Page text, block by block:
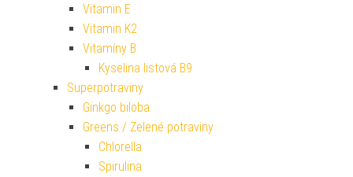
Vitamin E
Vitamin K2
Vitamíny B
Kyselina listová B9
Superpotraviny
Ginkgo biloba
Greens / Zelené potraviny
Chlorella
Spirulina